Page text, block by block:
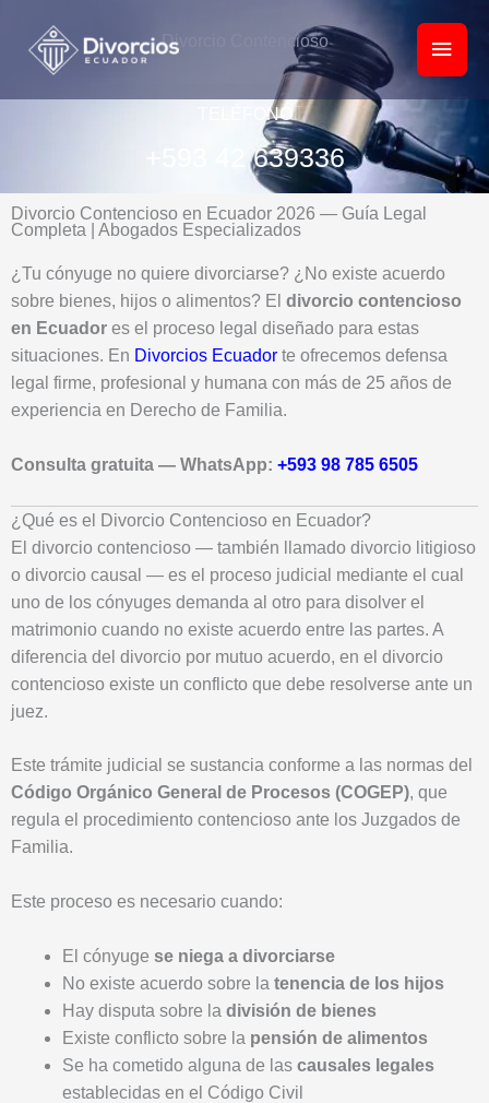
contenido
Divorcio Contencioso
TELÉFONO
+593 42 639336
Divorcio Contencioso en Ecuador 2026 — Guía Legal
Completa | Abogados Especializados
¿Tu cónyuge no quiere divorciarse? ¿No existe acuerdo
sobre bienes, hijos o alimentos? El divorcio contencioso
en Ecuador es el proceso legal diseñado para estas
situaciones. En Divorcios Ecuador te ofrecemos defensa
legal firme, profesional y humana con más de 25 años de
experiencia en Derecho de Familia.
Consulta gratuita — WhatsApp: +593 98 785 6505
¿Qué es el Divorcio Contencioso en Ecuador?
El divorcio contencioso — también llamado divorcio litigioso
o divorcio causal — es el proceso judicial mediante el cual
uno de los cónyuges demanda al otro para disolver el
matrimonio cuando no existe acuerdo entre las partes. A
diferencia del divorcio por mutuo acuerdo, en el divorcio
contencioso existe un conflicto que debe resolverse ante un
juez.
Este trámite judicial se sustancia conforme a las normas del
Código Orgánico General de Procesos (COGEP), que
regula el procedimiento contencioso ante los Juzgados de
Familia.
Este proceso es necesario cuando:
El cónyuge se niega a divorciarse
No existe acuerdo sobre la tenencia de los hijos
Hay disputa sobre la división de bienes
Existe conflicto sobre la pensión de alimentos
Se ha cometido alguna de las causales legales
establecidas en el Código Civil